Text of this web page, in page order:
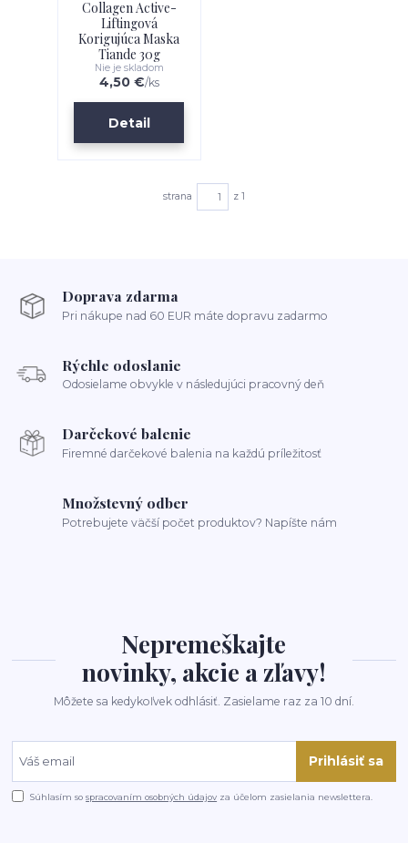
Collagen Active-
Liftingová
Korigujúca Maska
Tiande 30g
4,50 €/ks
Nie je skladom
Detail
strana z 1
Doprava zdarma
Pri nákupe nad 60 EUR máte dopravu zadarmo
Rýchle odoslanie
Odosielame obvykle v následujúci pracovný deň
Darčekové balenie
Firemné darčekové balenia na každú príležitosť
Množstevný odber
Potrebujete väčší počet produktov? Napíšte nám
Nepremeškajte
novinky, akcie a zľavy!
Môžete sa kedykoľvek odhlásiť. Zasielame raz za 10 dní.
Prihlásiť sa
Súhlasím sospracovaním osobných údajov za účelom zasielania newslettera.